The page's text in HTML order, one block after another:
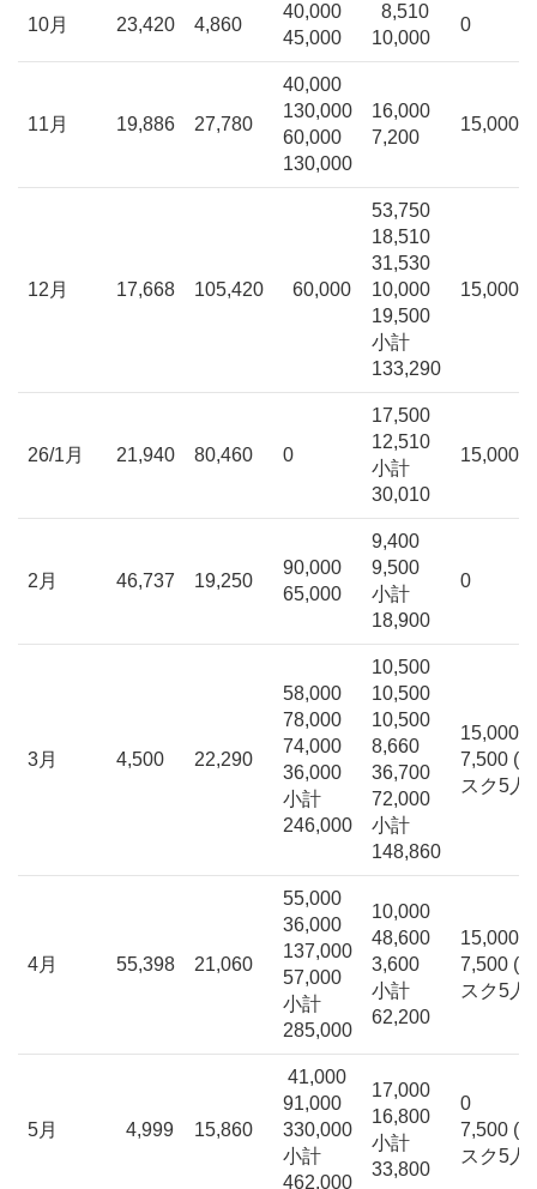
10月 23,420 4,860
40,000
45,000
8,510
10,000
0
11月 19,886 27,780
40,000
130,000
60,000
130,000
16,000
7,200
15,000
12月 17,668 105,420 60,000
53,750
18,510
31,530
10,000
19,500
小計
133,290
15,000
26/1月 21,940 80,460 0
17,500
12,510
小計
30,010
15,000
2月 46,737 19,250
90,000
65,000
9,400
9,500
小計
18,900
0
3月 4,500 22,290
58,000
78,000
74,000
36,000
小計
246,000
10,500
10,500
10,500
8,660
36,700
72,000
小計
148,860
15,000
7,500 (
スク5人
4月 55,398 21,060
55,000
36,000
137,000
57,000
小計
285,000
10,000
48,600
3,600
小計
62,200
15,000
7,500 (
スク5人
5月 4,999 15,860
41,000
91,000
330,000
小計
462,000
17,000
16,800
小計
33,800
0
7,500 (
スク5人